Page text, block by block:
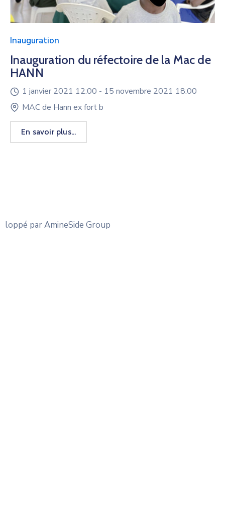
Inauguration
Inauguration du réfectoire de la Mac de
HANN
1 janvier 2021 12:00 - 15 novembre 2021 18:00
MAC de Hann ex fort b
En savoir plus...
loppé par AmineSide Group